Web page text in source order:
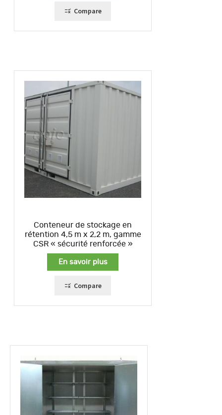
Compare
Conteneur de stockage en
rétention 4,5 m x 2,2 m, gamme
CSR « sécurité renforcée »
En savoir plus
Compare